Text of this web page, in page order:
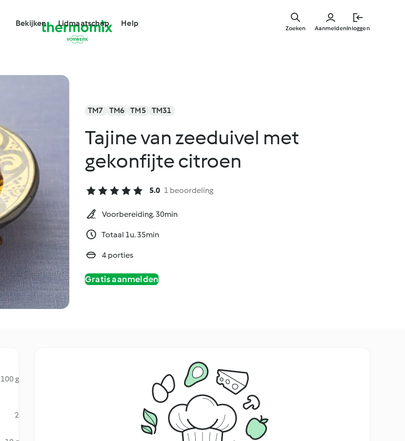
Bekijken Lidmaatschap Help
AanmeldenInloggen
Zoeken
TM7 TM6 TM5 TM31
Tajine van zeeduivel met
gekonfijte citroen
5.0 1 beoordeling
Voorbereiding. 30min
Totaal 1u. 35min
4 porties
Gratis aanmelden
100 g
2